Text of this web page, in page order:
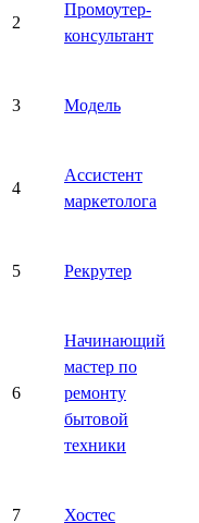
2
Промоутер-
консультант
3 Модель
4
Ассистент
маркетолога
5 Рекрутер
6
Начинающий
мастер по
ремонту
бытовой
техники
7 Хостес